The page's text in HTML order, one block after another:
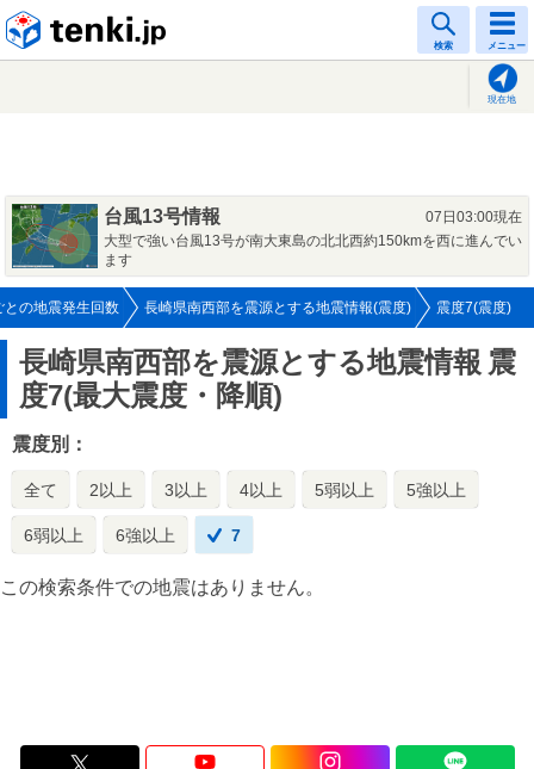
検索 メニュー
現在地
台風13号情報
07日03:00現在
大型で強い台風13号が南大東島の北北西約150kmを西に進んでい
ます
との地震発生回数 長崎県南西部を震源とする地震情報(震度) 震度7(震度)
長崎県南西部を震源とする地震情報 震
度7(最大震度・降順)
震度別：
全て 2以上 3以上 4以上 5弱以上 5強以上
6弱以上 6強以上 7
この検索条件での地震はありません。